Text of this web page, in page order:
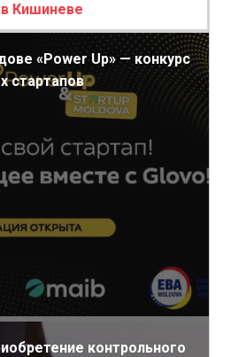
Кишиневе
«Power Up» — конкурс
стартапов
контрольного